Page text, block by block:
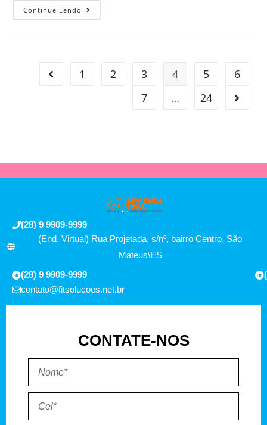
Continue Lendo
1 2 3 4 5
6
7
… 24
(28) 9 9909-9999
(End. Virtual) Rua Projetada, s/nº, bairro Centro, São
Mateus\ES
(28) 9 9909-9999
contato@fitsolucoes.net.br
CONTATE-NOS